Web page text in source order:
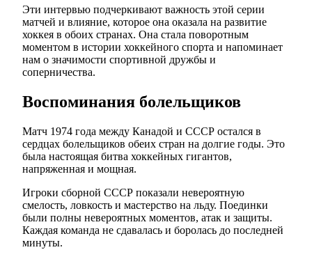
Эти интервью подчеркивают важность этой серии
матчей и влияние, которое она оказала на развитие
хоккея в обоих странах. Она стала поворотным
моментом в истории хоккейного спорта и напоминает
нам о значимости спортивной дружбы и
соперничества.
Воспоминания болельщиков
Матч 1974 года между Канадой и СССР остался в
сердцах болельщиков обеих стран на долгие годы. Это
была настоящая битва хоккейных гигантов,
напряженная и мощная.
Игроки сборной СССР показали невероятную
смелость, ловкость и мастерство на льду. Поединки
были полны невероятных моментов, атак и защиты.
Каждая команда не сдавалась и боролась до последней
минуты.